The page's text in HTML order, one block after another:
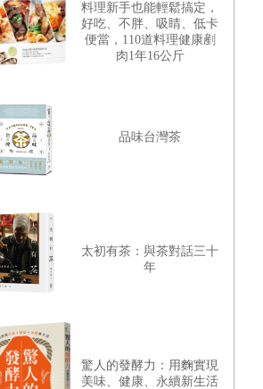
料理新手也能輕鬆搞定，
好吃、不胖、吸睛、低卡
便當，110道料理健康剷
肉1年16公斤
品味台灣茶
太初有茶：與茶對話三十
年
驚人的發酵力：用麴實現
美味、健康、永續新生活